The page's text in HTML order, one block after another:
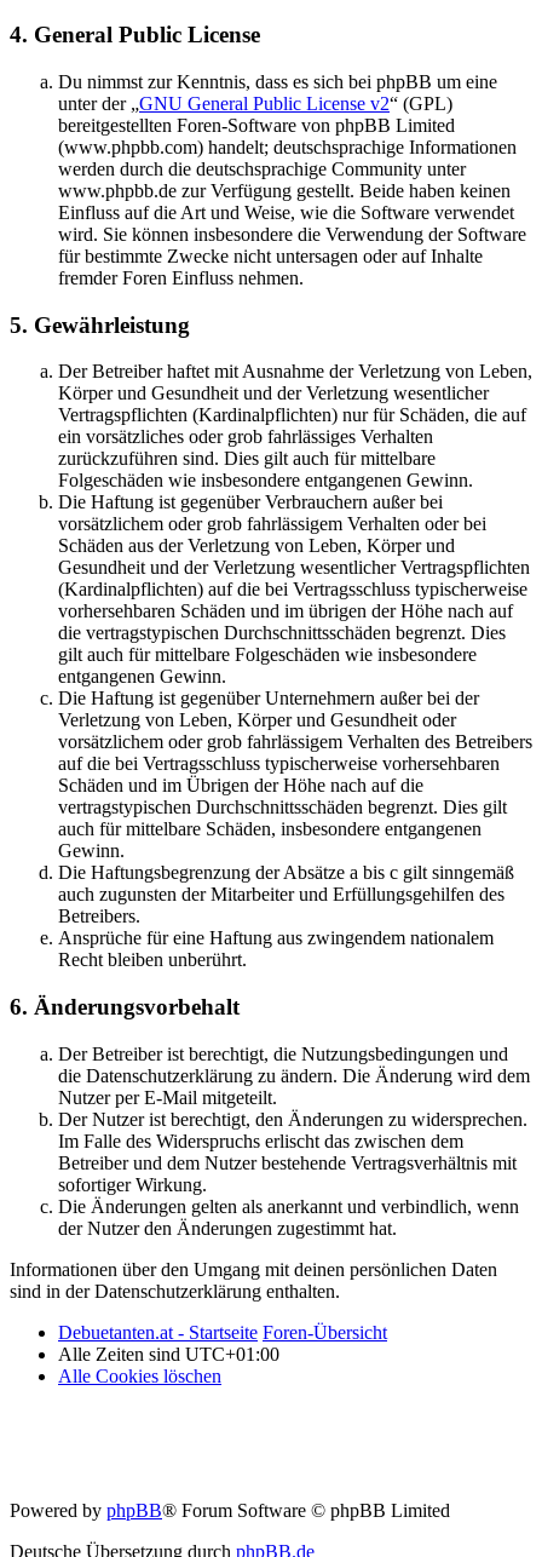
4. General Public License
Du nimmst zur Kenntnis, dass es sich bei phpBB um eine
unter der „GNU General Public License v2“ (GPL)
bereitgestellten Foren-Software von phpBB Limited
(www.phpbb.com) handelt; deutschsprachige Informationen
werden durch die deutschsprachige Community unter
www.phpbb.de zur Verfügung gestellt. Beide haben keinen
Einfluss auf die Art und Weise, wie die Software verwendet
wird. Sie können insbesondere die Verwendung der Software
für bestimmte Zwecke nicht untersagen oder auf Inhalte
fremder Foren Einfluss nehmen.
5. Gewährleistung
Der Betreiber haftet mit Ausnahme der Verletzung von Leben,
Körper und Gesundheit und der Verletzung wesentlicher
Vertragspflichten (Kardinalpflichten) nur für Schäden, die auf
ein vorsätzliches oder grob fahrlässiges Verhalten
zurückzuführen sind. Dies gilt auch für mittelbare
Folgeschäden wie insbesondere entgangenen Gewinn.
Die Haftung ist gegenüber Verbrauchern außer bei
vorsätzlichem oder grob fahrlässigem Verhalten oder bei
Schäden aus der Verletzung von Leben, Körper und
Gesundheit und der Verletzung wesentlicher Vertragspflichten
(Kardinalpflichten) auf die bei Vertragsschluss typischerweise
vorhersehbaren Schäden und im übrigen der Höhe nach auf
die vertragstypischen Durchschnittsschäden begrenzt. Dies
gilt auch für mittelbare Folgeschäden wie insbesondere
entgangenen Gewinn.
Die Haftung ist gegenüber Unternehmern außer bei der
Verletzung von Leben, Körper und Gesundheit oder
vorsätzlichem oder grob fahrlässigem Verhalten des Betreibers
auf die bei Vertragsschluss typischerweise vorhersehbaren
Schäden und im Übrigen der Höhe nach auf die
vertragstypischen Durchschnittsschäden begrenzt. Dies gilt
auch für mittelbare Schäden, insbesondere entgangenen
Gewinn.
Die Haftungsbegrenzung der Absätze a bis c gilt sinngemäß
auch zugunsten der Mitarbeiter und Erfüllungsgehilfen des
Betreibers.
Ansprüche für eine Haftung aus zwingendem nationalem
Recht bleiben unberührt.
6. Änderungsvorbehalt
Der Betreiber ist berechtigt, die Nutzungsbedingungen und
die Datenschutzerklärung zu ändern. Die Änderung wird dem
Nutzer per E-Mail mitgeteilt.
Der Nutzer ist berechtigt, den Änderungen zu widersprechen.
Im Falle des Widerspruchs erlischt das zwischen dem
Betreiber und dem Nutzer bestehende Vertragsverhältnis mit
sofortiger Wirkung.
Die Änderungen gelten als anerkannt und verbindlich, wenn
der Nutzer den Änderungen zugestimmt hat.
Informationen über den Umgang mit deinen persönlichen Daten
sind in der Datenschutzerklärung enthalten.
Debuetanten.at - Startseite Foren-Übersicht
Alle Zeiten sind UTC+01:00
Alle Cookies löschen
Powered by phpBB® Forum Software © phpBB Limited
Deutsche Übersetzung durch phpBB.de